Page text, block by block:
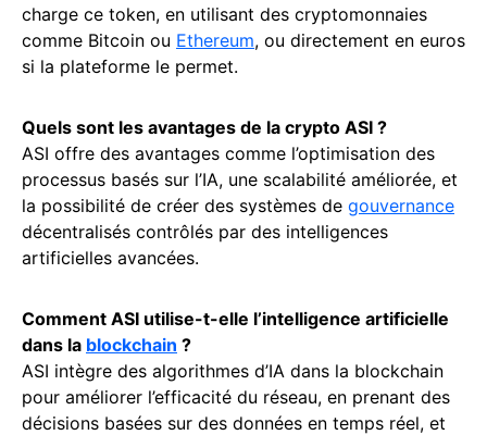
charge ce token, en utilisant des cryptomonnaies
comme Bitcoin ou Ethereum, ou directement en euros
si la plateforme le permet.
Quels sont les avantages de la crypto ASI ?
ASI offre des avantages comme l’optimisation des
processus basés sur l’IA, une scalabilité améliorée, et
la possibilité de créer des systèmes de gouvernance
décentralisés contrôlés par des intelligences
artificielles avancées.
Comment ASI utilise-t-elle l’intelligence artificielle
dans la blockchain ?
ASI intègre des algorithmes d’IA dans la blockchain
pour améliorer l’efficacité du réseau, en prenant des
décisions basées sur des données en temps réel, et